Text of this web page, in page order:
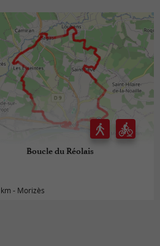
Boucle du Réolais
- Morizès